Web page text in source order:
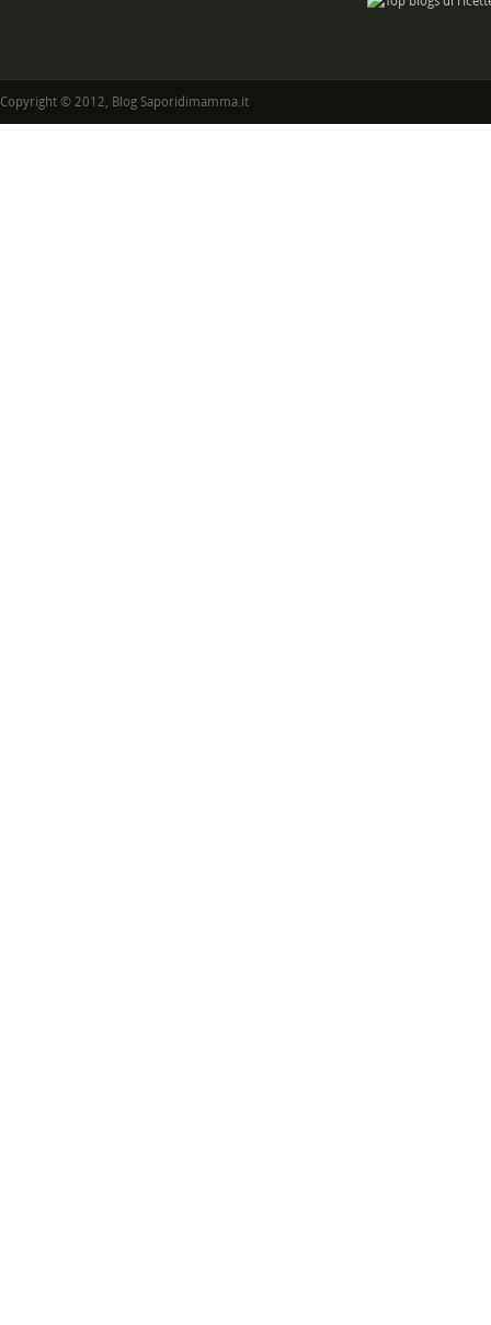
Copyright © 2012, Blog Saporidimamma.it